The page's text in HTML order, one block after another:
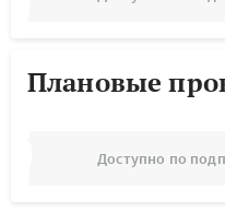
Плановые
Доступно по